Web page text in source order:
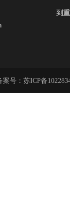
到
号： 苏ICP备